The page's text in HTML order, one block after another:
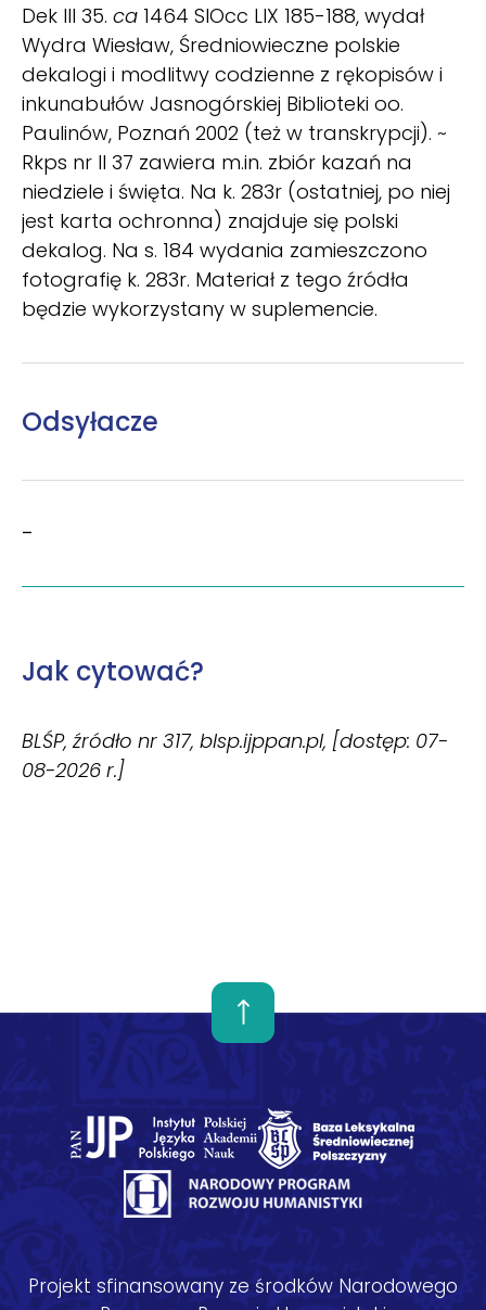
Dek III 35. ca 1464 SlOcc LIX 185-188, wydał
Wydra Wiesław, Średniowieczne polskie
dekalogi i modlitwy codzienne z rękopisów i
inkunabułów Jasnogórskiej Biblioteki oo.
Paulinów, Poznań 2002 (też w transkrypcji). ~
Rkps nr II 37 zawiera m.in. zbiór kazań na
niedziele i święta. Na k. 283r (ostatniej, po niej
jest karta ochronna) znajduje się polski
dekalog. Na s. 184 wydania zamieszczono
fotografię k. 283r. Materiał z tego źródła
będzie wykorzystany w suplemencie.
Odsyłacze
–
Jak cytować?
BLŚP, źródło nr 317, blsp.ijppan.pl, [dostęp: 07-
08-2026 r.]
Projekt sfinansowany ze środków Narodowego